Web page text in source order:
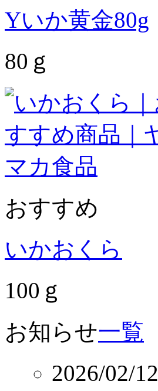
Yいか黄金80g
80ｇ
おすすめ
いかおくら
100ｇ
お知らせ一覧
2026/02/12